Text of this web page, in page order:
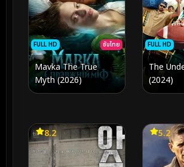
FULL HD ซับไทย
Mavka The True
Myth (2026)
FULL HD
The
(2024)
8.2 5.2